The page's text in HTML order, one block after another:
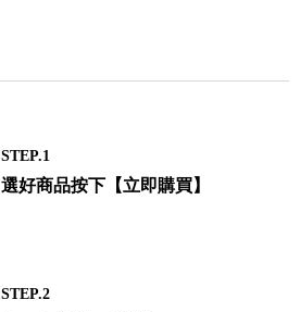
STEP.1
選好商品按下【立即購買】
STEP.2